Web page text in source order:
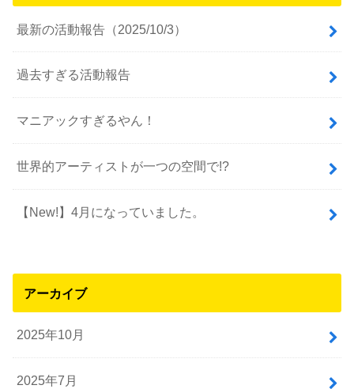
最新の活動報告（2025/10/3）
過去すぎる活動報告
マニアックすぎるやん！
世界的アーティストが一つの空間で!?
【New!】4月になっていました。
アーカイブ
2025年10月
2025年7月